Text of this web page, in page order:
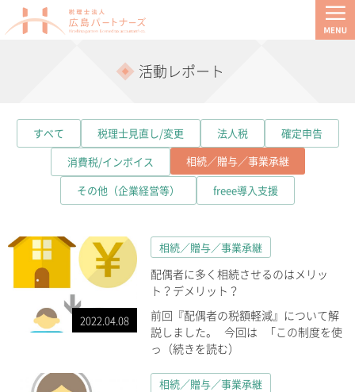
活動レポート
すべて 税理士見直し/変更 法人税
確定申告
消費税/インボイス
相続／贈与／事業承継
その他（企業経営等）
freee導入支援
2022.04.08
相続／贈与／事業承継
配偶者に多く相続させるのはメリッ
ト？デメリット？
前回『配偶者の税額軽減』について解
説しました。 今回は 「この制度を使
っ（続きを読む）
相続／贈与／事業承継